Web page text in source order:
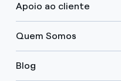
Apoio ao cliente
Quem Somos
Blog